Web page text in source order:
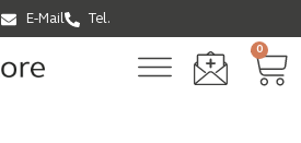
E-Mail Tel.
0